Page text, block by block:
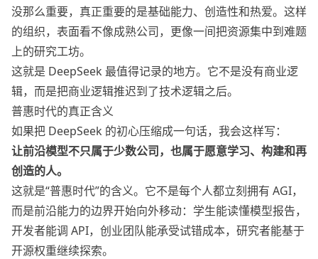
没那么重要，真正重要的是基础能力、创造性和热爱。这样
的组织，表面看不像成熟公司，更像一间把资源集中到难题
上的研究工坊。
这就是 DeepSeek 最值得记录的地方。它不是没有商业逻
辑，而是把商业逻辑推迟到了技术逻辑之后。
普惠时代的真正含义
如果把 DeepSeek 的初心压缩成一句话，我会这样写：
让前沿模型不只属于少数公司，也属于愿意学习、构建和再
创造的人。
这就是“普惠时代”的含义。它不是每个人都立刻拥有 AGI，
而是前沿能力的边界开始向外移动：学生能读懂模型报告，
开发者能调 API，创业团队能承受试错成本，研究者能基于
开源权重继续探索。